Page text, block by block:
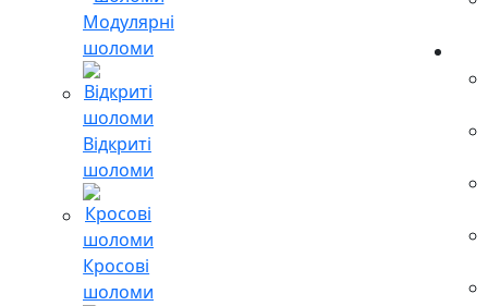
Модулярні
шоломи
Відкриті
шоломи
Кросові
шоломи